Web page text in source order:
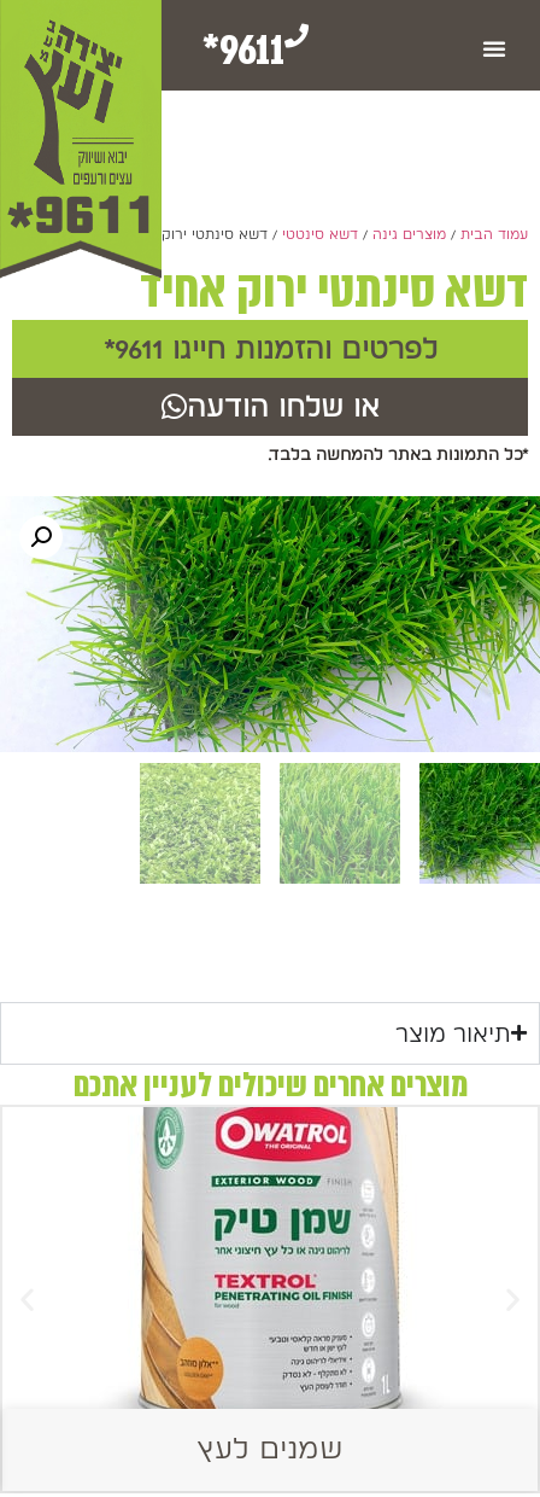
9611*
עמוד הבית / מוצרים גינה / דשא סינטטי / דשא סינתטי ירוק אחיד
דשא סינתטי ירוק אחיד
לפרטים והזמנות חייגו 9611*
או שלחו הודעה
*כל התמונות באתר להמחשה בלבד.
תיאור מוצר
מוצרים אחרים שיכולים לעניין אתכם
שמנים לעץ